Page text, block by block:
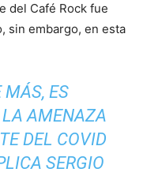
del Café Rock fue
sin embargo, en esta
MÁS, ES
AMENAZA
DEL COVID
SERGIO